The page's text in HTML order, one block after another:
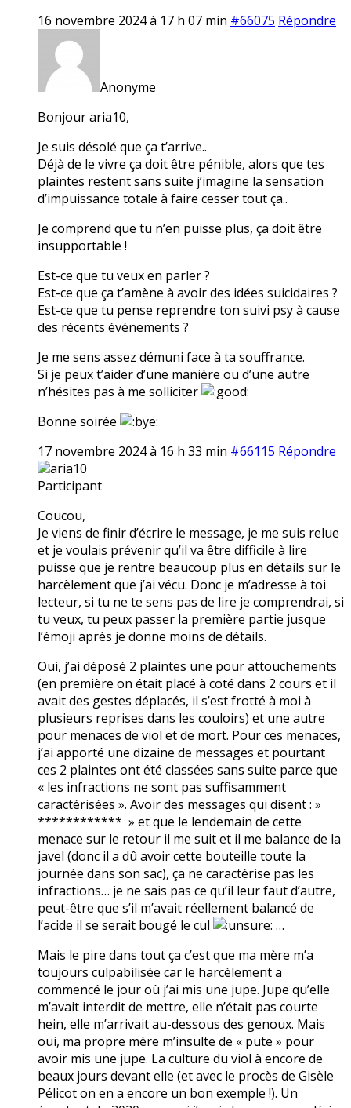
16 novembre 2024 à 17 h 07 min #66075 Répondre
Anonyme
Bonjour aria10,
Je suis désolé que ça t’arrive..
Déjà de le vivre ça doit être pénible, alors que tes
plaintes restent sans suite j’imagine la sensation
d’impuissance totale à faire cesser tout ça..
Je comprend que tu n’en puisse plus, ça doit être
insupportable !
Est-ce que tu veux en parler ?
Est-ce que ça t’amène à avoir des idées suicidaires ?
Est-ce que tu pense reprendre ton suivi psy à cause
des récents événements ?
Je me sens assez démuni face à ta souffrance.
Si je peux t’aider d’une manière ou d’une autre
n’hésites pas à me solliciter
Bonne soirée
17 novembre 2024 à 16 h 33 min #66115 Répondre
aria10
Participant
Coucou,
Je viens de finir d’écrire le message, je me suis relue
et je voulais prévenir qu’il va être difficile à lire
puisse que je rentre beaucoup plus en détails sur le
harcèlement que j’ai vécu. Donc je m’adresse à toi
lecteur, si tu ne te sens pas de lire je comprendrai, si
tu veux, tu peux passer la première partie jusque
l’émoji après je donne moins de détails.
Oui, j’ai déposé 2 plaintes une pour attouchements
(en première on était placé à coté dans 2 cours et il
avait des gestes déplacés, il s’est frotté à moi à
plusieurs reprises dans les couloirs) et une autre
pour menaces de viol et de mort. Pour ces menaces,
j’ai apporté une dizaine de messages et pourtant
ces 2 plaintes ont été classées sans suite parce que
« les infractions ne sont pas suffisamment
caractérisées ». Avoir des messages qui disent : »
************ » et que le lendemain de cette
menace sur le retour il me suit et il me balance de la
javel (donc il a dû avoir cette bouteille toute la
journée dans son sac), ça ne caractérise pas les
infractions… je ne sais pas ce qu’il leur faut d’autre,
peut-être que s’il m’avait réellement balancé de
l’acide il se serait bougé le cul
…
Mais le pire dans tout ça c’est que ma mère m’a
toujours culpabilisée car le harcèlement a
commencé le jour où j’ai mis une jupe. Jupe qu’elle
m’avait interdit de mettre, elle n’était pas courte
hein, elle m’arrivait au-dessous des genoux. Mais
oui, ma propre mère m’insulte de « pute » pour
avoir mis une jupe. La culture du viol à encore de
beaux jours devant elle (et avec le procès de Gisèle
Pélicot on en a encore un bon exemple !). Un